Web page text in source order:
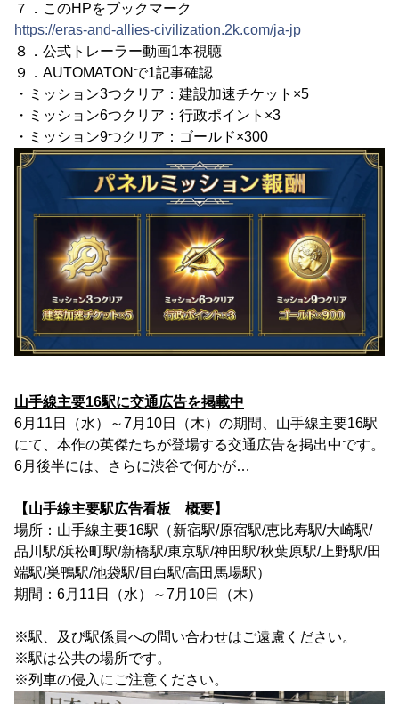
７．このHPをブックマーク
https://eras-and-allies-civilization.2k.com/ja-jp
８．公式トレーラー動画1本視聴
９．AUTOMATONで1記事確認
・ミッション3つクリア：建設加速チケット×5
・ミッション6つクリア：行政ポイント×3
・ミッション9つクリア：ゴールド×300
山手線主要16駅に交通広告を掲載中
6月11日（水）～7月10日（木）の期間、山手線主要16駅
にて、本作の英傑たちが登場する交通広告を掲出中です。
6月後半には、さらに渋谷で何かが…
【山手線主要駅広告看板 概要】
場所：山手線主要16駅（新宿駅/原宿駅/恵比寿駅/大崎駅/
品川駅/浜松町駅/新橋駅/東京駅/神田駅/秋葉原駅/上野駅/田
端駅/巣鴨駅/池袋駅/目白駅/高田馬場駅）
期間：6月11日（水）～7月10日（木）
※駅、及び駅係員への問い合わせはご遠慮ください。
※駅は公共の場所です。
※列車の侵入にご注意ください。